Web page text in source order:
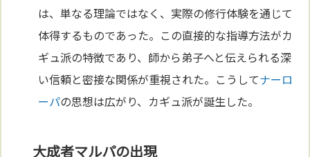
は、単なる理論ではなく、実際の修行体験を通じて
体得するものであった。この直接的な指導方法がカ
ギュ派の特徴であり、師から弟子へと伝えられる深
い信頼と密接な関係が重視された。こうしてナーロ
ーパの思想は広がり、カギュ派が誕生した。
大成者マルパの出現